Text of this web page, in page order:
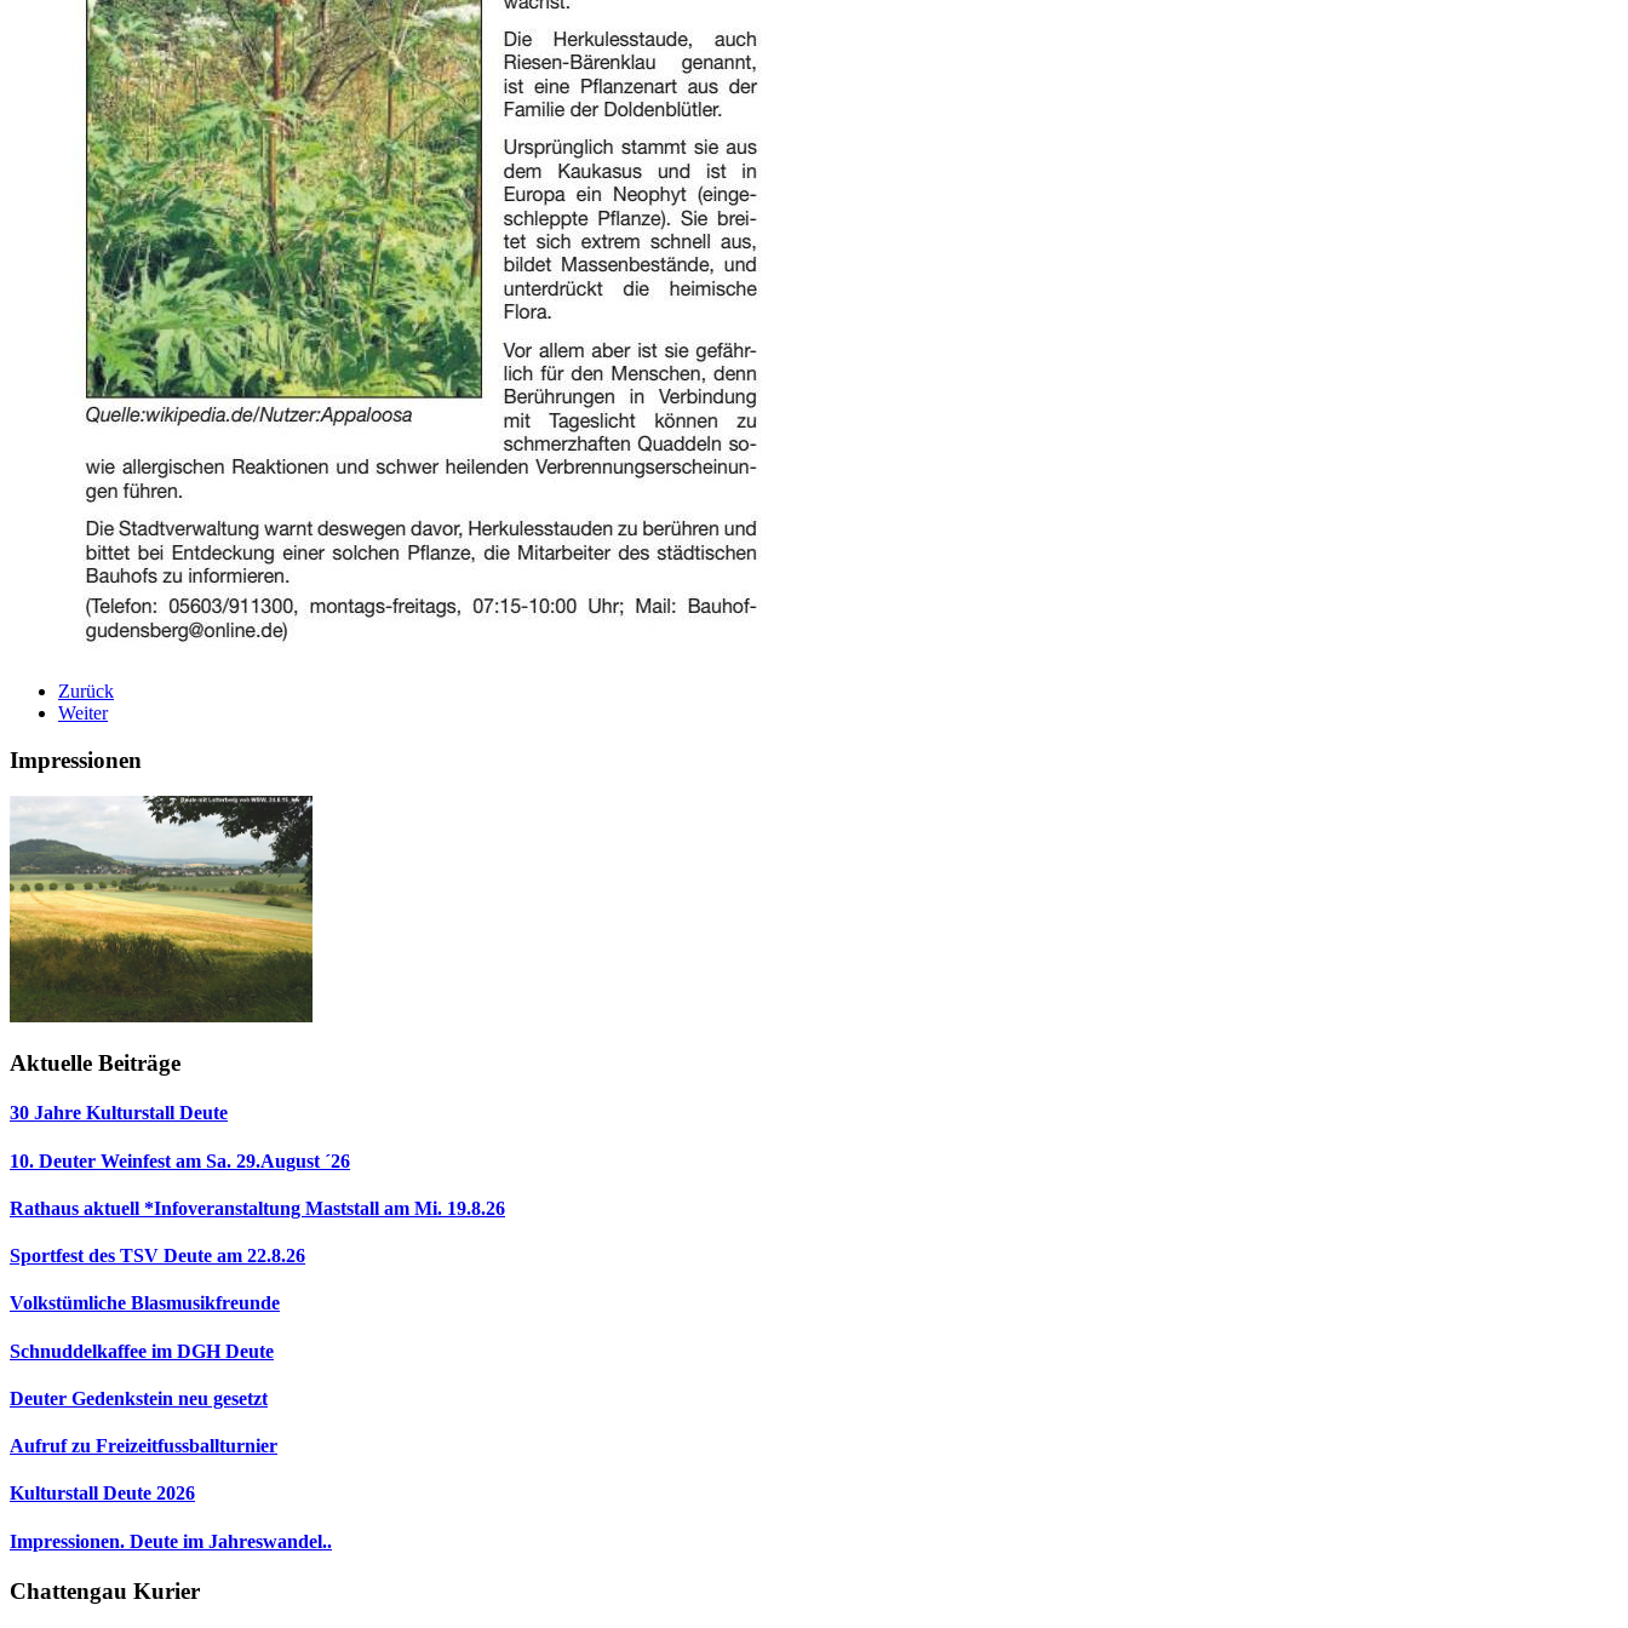
Zurück
Weiter
Impressionen
Aktuelle Beiträge
30 Jahre Kulturstall Deute
10. Deuter Weinfest am Sa. 29.August ´26
Rathaus aktuell *Infoveranstaltung Maststall am Mi. 19.8.26
Sportfest des TSV Deute am 22.8.26
Volkstümliche Blasmusikfreunde
Schnuddelkaffee im DGH Deute
Deuter Gedenkstein neu gesetzt
Aufruf zu Freizeitfussballturnier
Kulturstall Deute 2026
Impressionen. Deute im Jahreswandel..
Chattengau Kurier